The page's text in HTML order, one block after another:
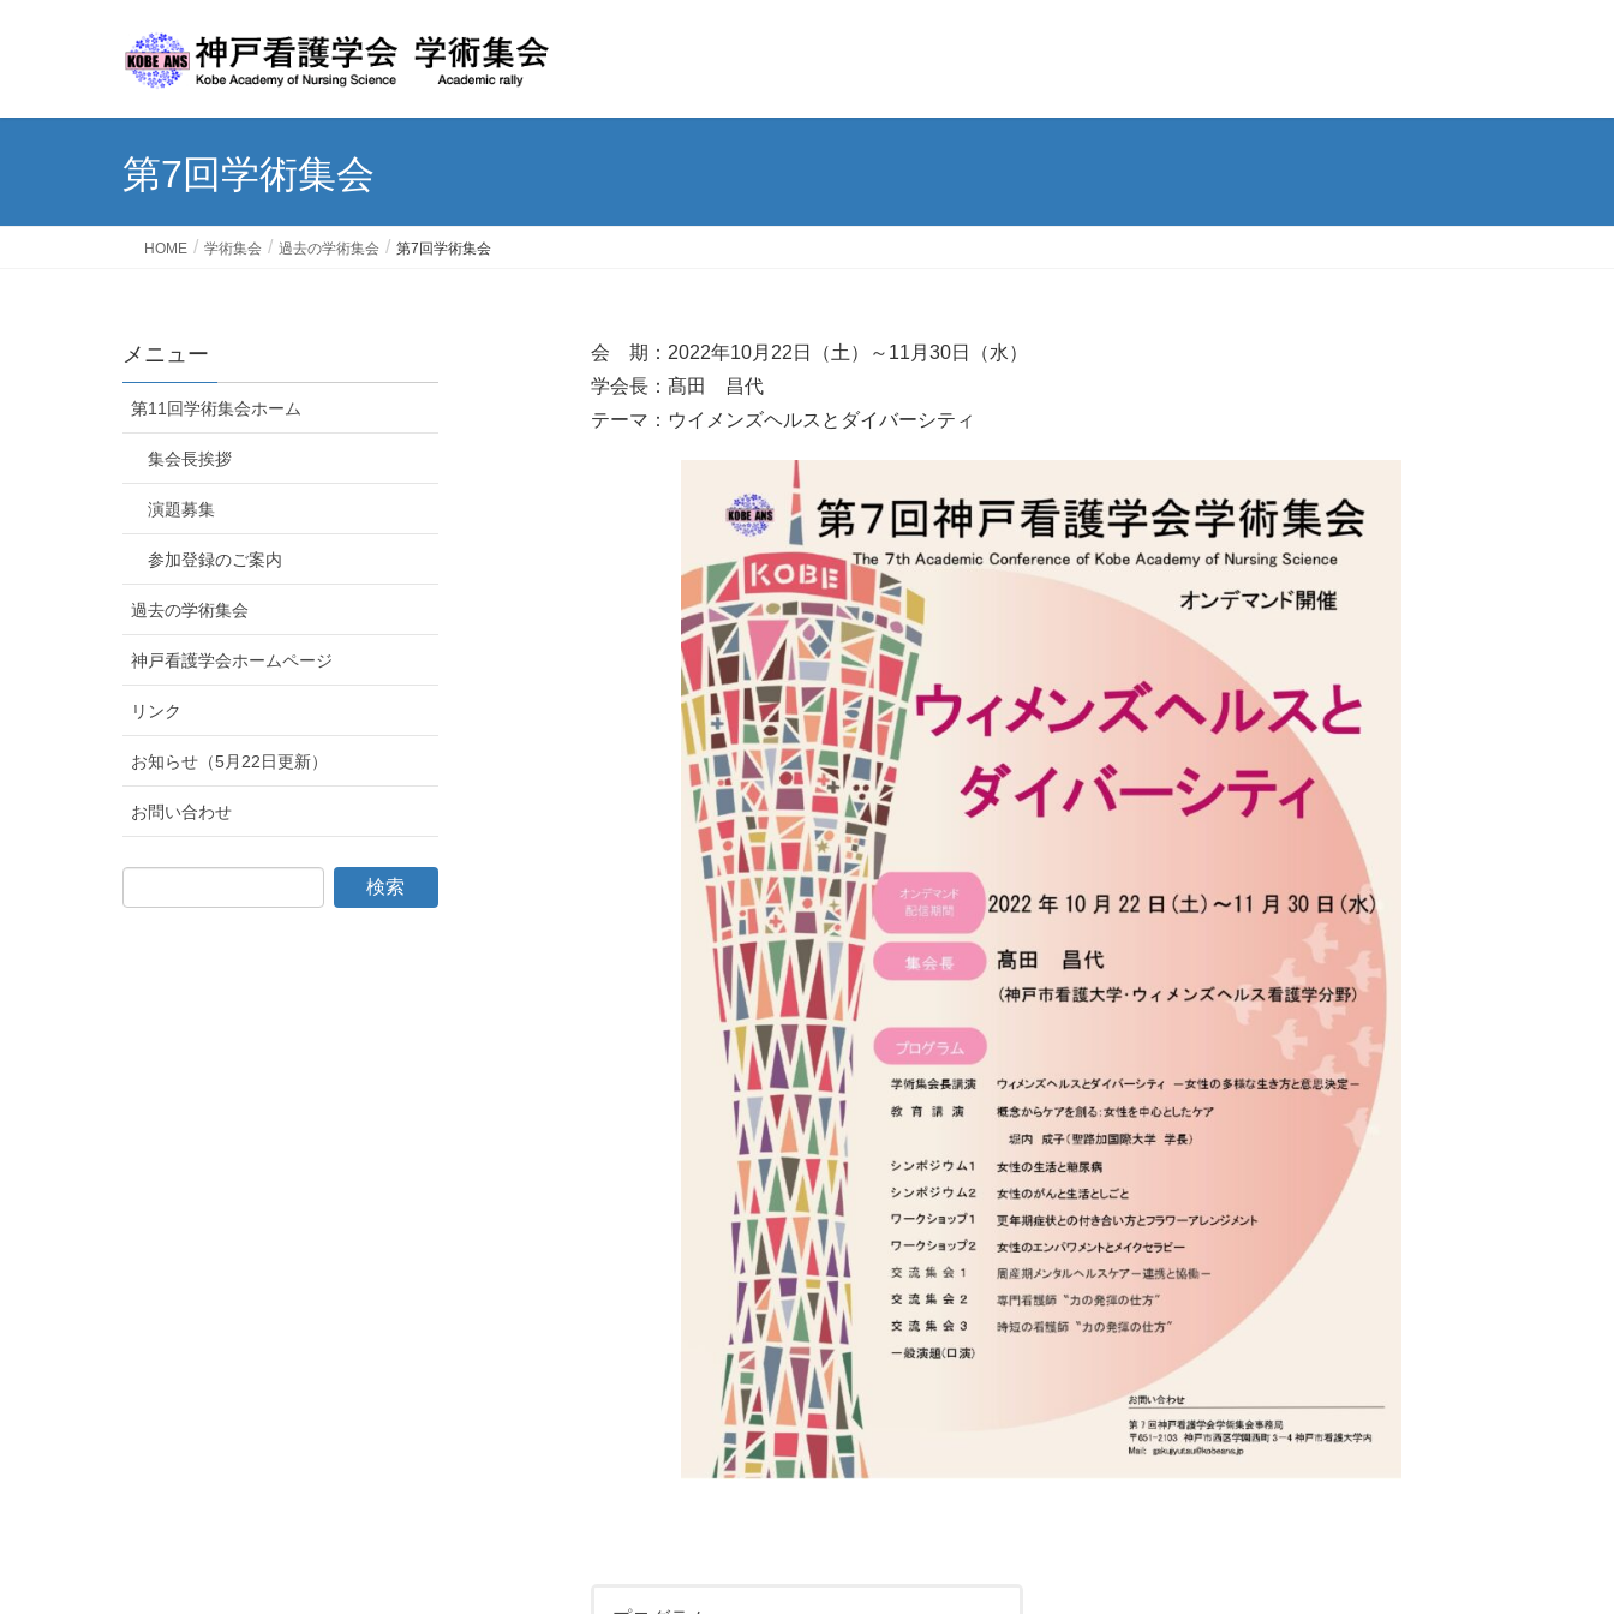
第7回学術集会
HOME 学術集会 過去の学術集会 第7回学術集会
会 期：2022年10月22日（土）～11月30日（水）
学会長：髙田 昌代
テーマ：ウイメンズヘルスとダイバーシティ
メニュー
第11回学術集会ホーム
集会長挨拶
演題募集
参加登録のご案内
過去の学術集会
神戸看護学会ホームページ
リンク
お知らせ（5月22日更新）
お問い合わせ